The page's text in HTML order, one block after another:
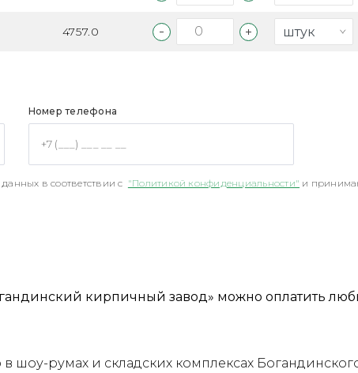
4757.0
Номер телефона
в соответствии с "Политикой конфиденциальности" и
кирпичный завод» можно оплатить
шоу-румах и складских комплексах